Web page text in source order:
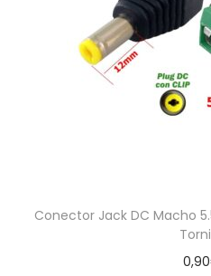
Conector Jack DC Macho
0,90